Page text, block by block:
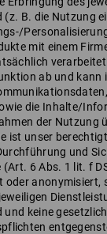
B. die Nutzung
mit einem
ab und kann
die Inhalte/
der Nutzung
ist unser
und
(Art. 6 Abs. 1 lit. f
oder anonymisiert,
keine